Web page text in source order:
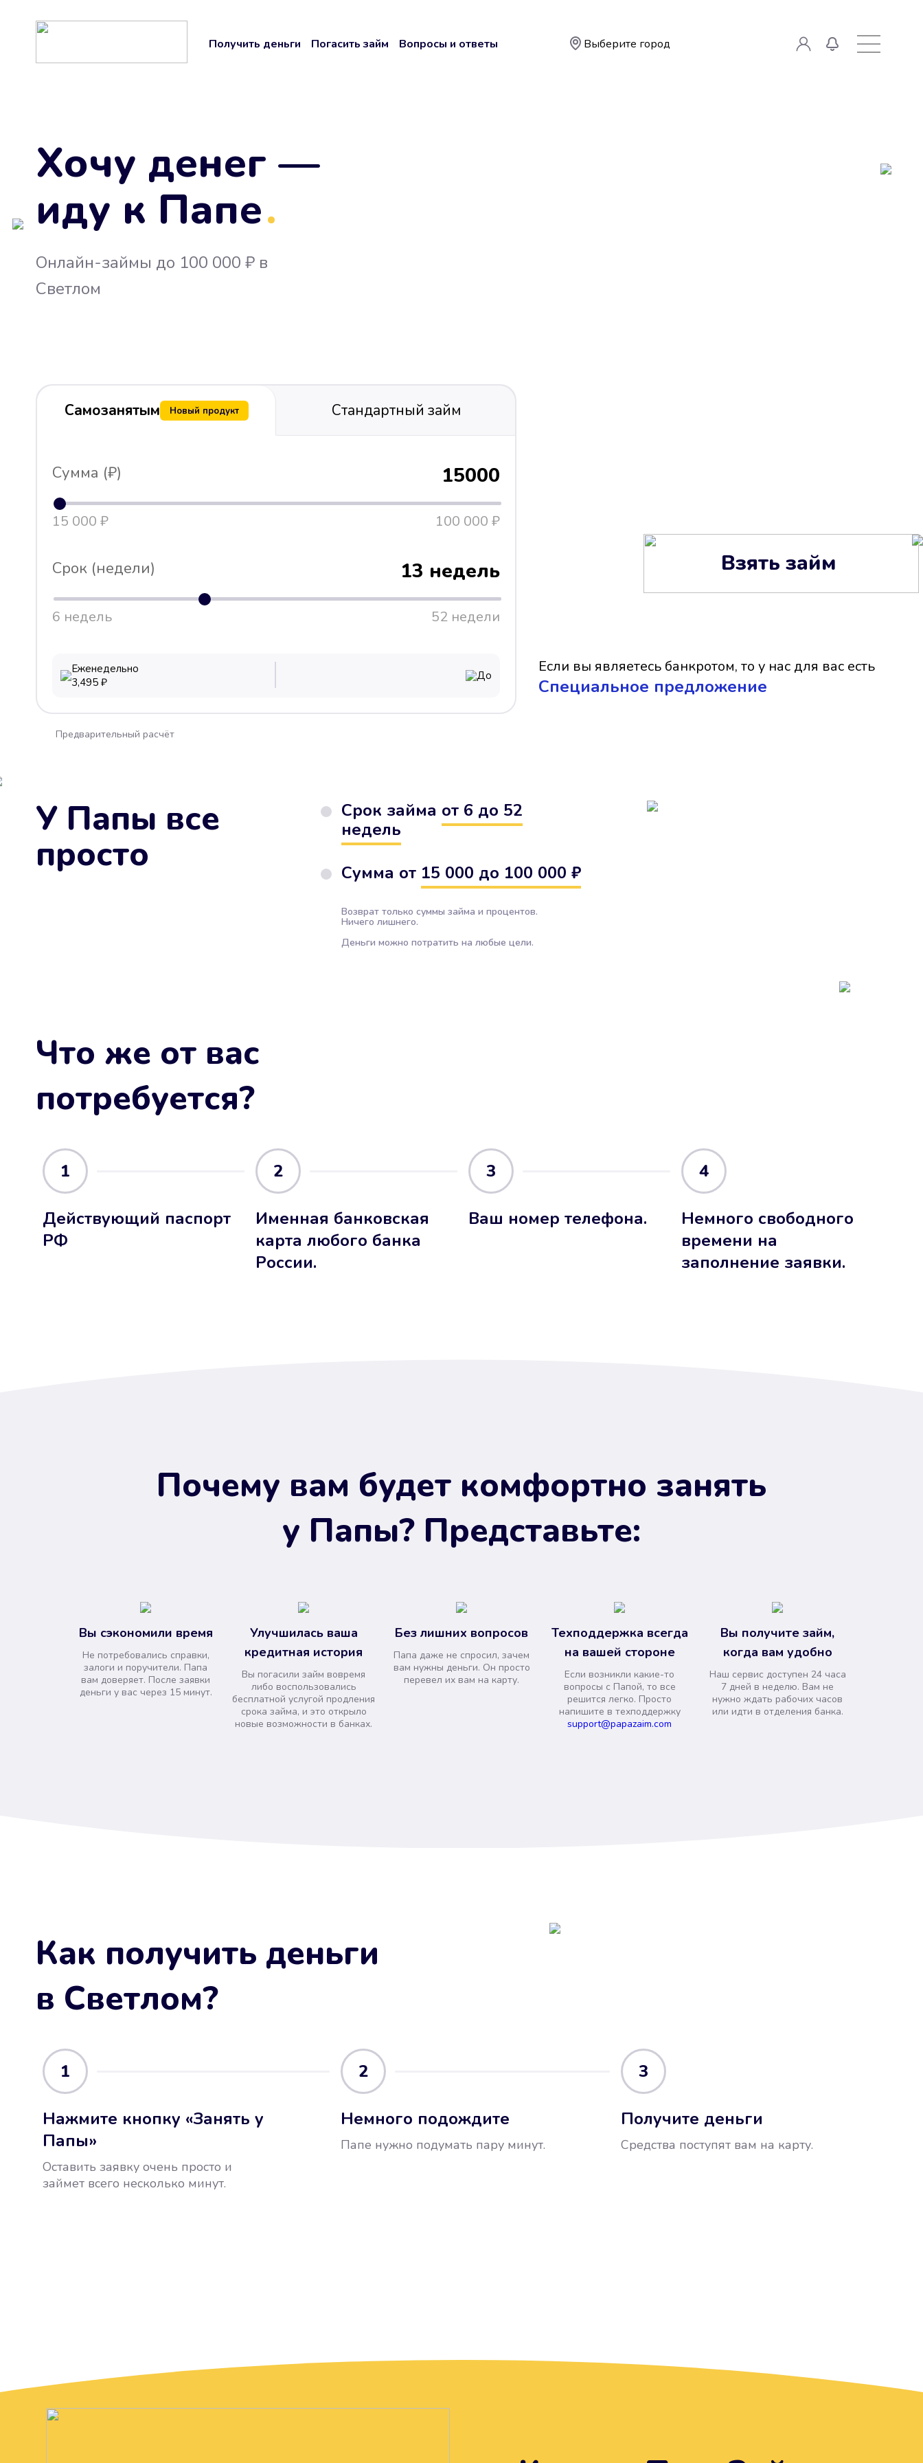
Получить деньги Погасить займ Вопросы и ответы Выберите город
Хочу денег —
иду к Папе
.
Онлайн-займы до 100 000 ₽ в
Светлом
Самозанятым Новый продукт Стандартный займ
Сумма (₽) 15000
15 000 ₽ 100 000 ₽
Срок (недели) 13 недель
6 недель 52 недели
Еженедельно
3,495 ₽ До
Взять займ
Если вы являетесь банкротом, то у нас для вас есть
Cпециальное предложение
Предварительный расчёт
У Папы все
просто
Срок займа от 6 до 52
недель
Сумма от 15 000 до 100 000 ₽
Возврат только суммы займа и процентов.
Ничего лишнего.
Деньги можно потратить на любые цели.
Что же от вас
потребуется?
1
Действующий паспорт
РФ
2
Именная банковская
карта любого банка
России.
3
Ваш номер телефона.
4
Немного свободного
времени на
заполнение заявки.
Почему вам будет комфортно занять
у Папы? Представьте:
Вы сэкономили время
Не потребовались справки,
залоги и поручители. Папа
вам доверяет. После заявки
деньги у вас через 15 минут.
Улучшилась ваша
кредитная история
Вы погасили займ вовремя
либо воспользовались
бесплатной услугой продления
срока займа, и это открыло
новые возможности в банках.
Без лишних вопросов
Папа даже не спросил, зачем
вам нужны деньги. Он просто
перевел их вам на карту.
Техподдержка всегда
на вашей стороне
Если возникли какие-то
вопросы с Папой, то все
решится легко. Просто
напишите в техподдержку
support@papazaim.com
Вы получите займ,
когда вам удобно
Наш сервис доступен 24 часа
7 дней в неделю. Вам не
нужно ждать рабочих часов
или идти в отделения банка.
Как получить деньги
в Светлом?
1
Нажмите кнопку «Занять у
Папы»
Оставить заявку очень просто и
займет всего несколько минут.
2
Немного подождите
Папе нужно подумать пару минут.
3
Получите деньги
Средства поступят вам на карту.